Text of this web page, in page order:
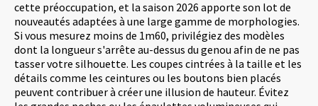
cette préoccupation, et la saison 2026 apporte son lot de
nouveautés adaptées à une large gamme de morphologies.
Si vous mesurez moins de 1m60, privilégiez des modèles
dont la longueur s'arrête au-dessus du genou afin de ne pas
tasser votre silhouette. Les coupes cintrées à la taille et les
détails comme les ceintures ou les boutons bien placés
peuvent contribuer à créer une illusion de hauteur. Évitez